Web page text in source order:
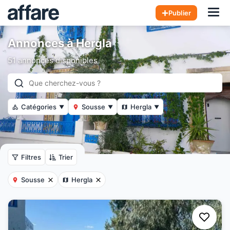
Publier
Annonces à Hergla
51 annonces disponibles
Catégories ▼ Sousse ▼ Hergla ▼
Filtres Trier
Sousse Hergla